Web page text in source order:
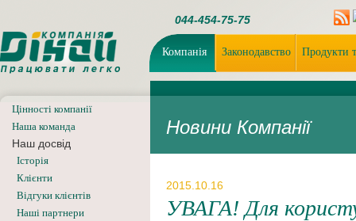
044-454-75-75
Компанія Законодавство Продукти
Новини Компанії
Цінності компанії
Наша команда
Наш досвід
Iсторiя
Клієнти
Відгуки клієнтів
Наші партнери
2015.10.16
УВАГА! Для